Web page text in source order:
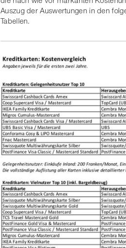
Auszug der Auswertungen in den
Tabellen.